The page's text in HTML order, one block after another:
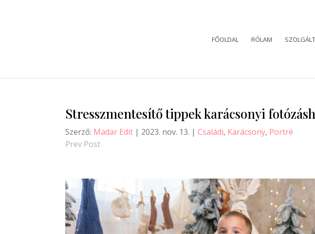
FŐOLDAL RÓLAM
Stresszmentesítő tippek karácsonyi
Szerző: Madar Edit | 2023. nov. 13. |Családi, Karácsony, Portré
Prev Post